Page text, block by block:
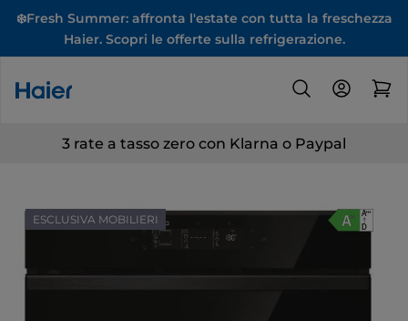
❄️Fresh Summer: affronta l'estate con tutta la freschezza
Haier. Scopri le offerte sulla refrigerazione.
3 rate a tasso zero con Klarna o Paypal
ESCLUSIVA MOBILIERI